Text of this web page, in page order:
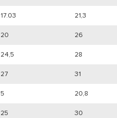
17.03 21,3
20 26
24,5 28
27 31
5 20,8
25 30